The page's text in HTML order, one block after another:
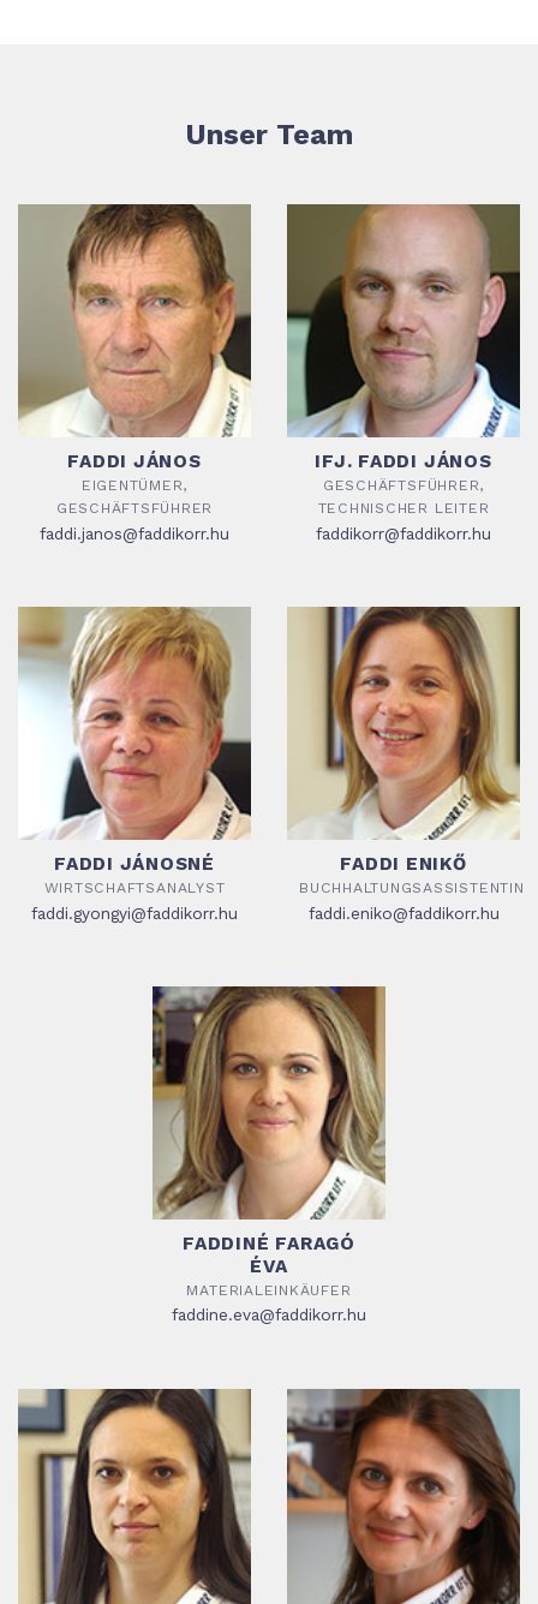
Unser Team
FADDI JÁNOS
EIGENTÜMER,
GESCHÄFTSFÜHRER
faddi.janos@faddikorr.hu
IFJ. FADDI JÁNOS
GESCHÄFTSFÜHRER,
TECHNISCHER LEITER
faddikorr@faddikorr.hu
FADDI JÁNOSNÉ
WIRTSCHAFTSANALYST
faddi.gyongyi@faddikorr.hu
FADDI ENIKŐ
BUCHHALTUNGSASSISTENTIN
faddi.eniko@faddikorr.hu
FADDINÉ FARAGÓ
ÉVA
MATERIALEINKÄUFER
faddine.eva@faddikorr.hu